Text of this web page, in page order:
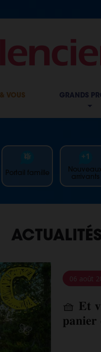
VOUS GRANDS
Portail famille
arrivants
ACTUALITÉS
06 août
🧺 𝐄𝐭